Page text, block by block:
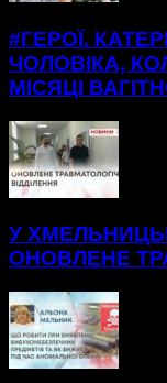
#ГЕРОЇ.
ЧОЛОВІКА,
МІСЯЦІ
У
ОНОВЛЕНЕ